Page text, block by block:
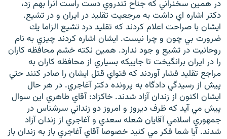
در همين سخنراني كه جناح تندروي دست راست آنرا بهم زد،
دكتر اشاره اي داشت به مرجعيت تقليد در ايران و در تشيع.
ايشان با صراحت اعلام كردند كه تقليد درد تشيع الزاما يك
ضرورت بي چون و چرا نيست. ايشان اشاره كردند چيزي به نام
روحانيت در تشيع و جود ندارد. همين نكته خشم محافظه كاران
را در ايران برانگيخت تا جاييكه بسياري از محافظه كاران به
مراجع تقليد فشار آوردند كه فتواي قتل ايشان را صادر كنند حتي
پيش از رسيدگي دادگاه به پرونده دكتر آغاجري. در هر حال
ايشان اكنون از زندان آزاد شدند. خاكزاد: آقاي طاهري اين سوال
پيش مي آيد كه ظرف ديروز و امروز دو زنداني سرشناس در
جمهوري اسلامي آقايان شعله سعدي و آغاجري از زندان آزاد
شدند. آيا شما فكر مي كنيد خصوصا آقاي آغاجري باز به زندان باز